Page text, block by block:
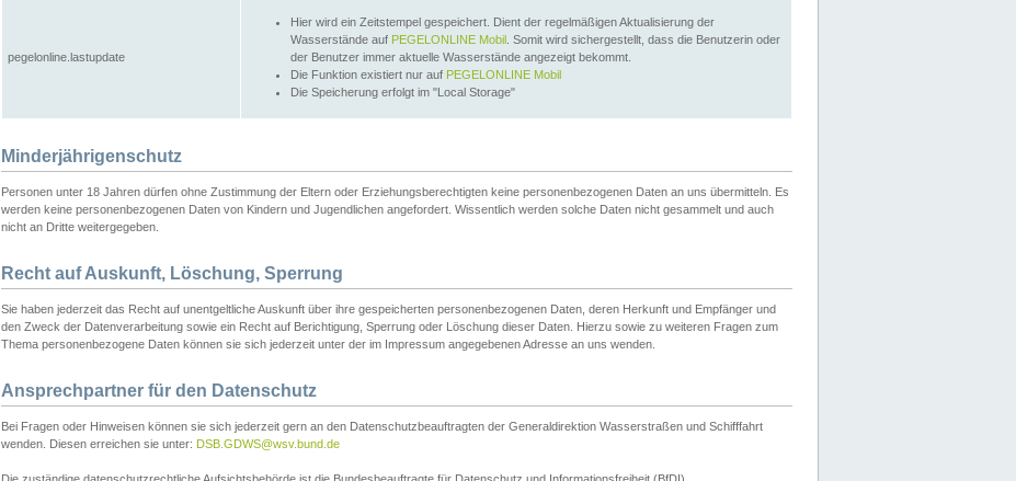
pegelonline.lastupdate
Hier wird ein Zeitstempel gespeichert. Dient der regelmäßigen Aktualisierung der
Wasserstände auf PEGELONLINE Mobil . Somit wird sichergestellt, dass die Benutzerin oder
der Benutzer immer aktuelle Wasserstände angezeigt bekommt.
Die Funktion existiert nur auf PEGELONLINE Mobil
Die Speicherung erfolgt im "Local Storage"
Minderjährigenschutz
Personen unter 18 Jahren dürfen ohne Zustimmung der Eltern oder Erziehungsberechtigten keine personenbezogenen Daten an uns übermitteln. Es
werden keine personenbezogenen Daten von Kindern und Jugendlichen angefordert. Wissentlich werden solche Daten nicht gesammelt und auch
nicht an Dritte weitergegeben.
Recht auf Auskunft, Löschung, Sperrung
Sie haben jederzeit das Recht auf unentgeltliche Auskunft über ihre gespeicherten personenbezogenen Daten, deren Herkunft und Empfänger und
den Zweck der Datenverarbeitung sowie ein Recht auf Berichtigung, Sperrung oder Löschung dieser Daten. Hierzu sowie zu weiteren Fragen zum
Thema personenbezogene Daten können sie sich jederzeit unter der im Impressum angegebenen Adresse an uns wenden.
Ansprechpartner für den Datenschutz
Bei Fragen oder Hinweisen können sie sich jederzeit gern an den Datenschutzbeauftragten der Generaldirektion Wasserstraßen und Schifffahrt
wenden. Diesen erreichen sie unter: DSB.GDWS@wsv.bund.de